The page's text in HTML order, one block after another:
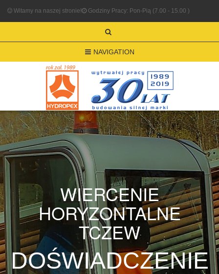
Witamy na naszej stronie! Godziny Pracy: Pon-Pią (7.00 - 15.00 )
NAVIGATION
WIERCENIE
HORYZONTALNE
TCZEW
DOŚWIADCZENIE